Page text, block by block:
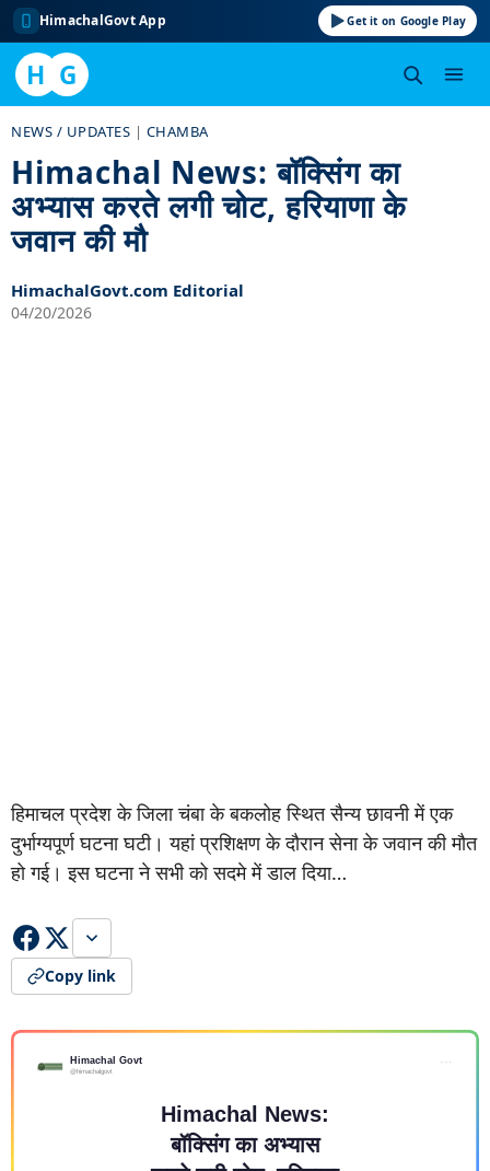
HimachalGovt App Get it on Google Play
H G
content
NEWS / UPDATES | CHAMBA
Himachal News: बॉक्सिंग का
अभ्यास करते लगी चोट, हरियाणा के
जवान की मौ
HimachalGovt.com Editorial
04/20/2026
हिमाचल प्रदेश के जिला चंबा के बकलोह स्थित सैन्य छावनी में एक
दुर्भाग्यपूर्ण घटना घटी। यहां प्रशिक्षण के दौरान सेना के जवान की मौत
हो गई। इस घटना ने सभी को सदमे में डाल दिया…
Copy link